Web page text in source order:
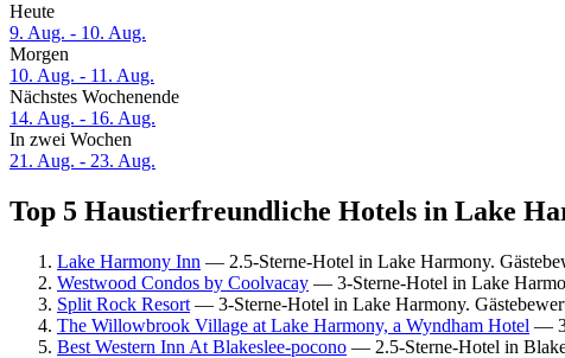
Heute
9. Aug. - 10. Aug.
Morgen
10. Aug. - 11. Aug.
Nächstes Wochenende
14. Aug. - 16. Aug.
In zwei Wochen
21. Aug. - 23. Aug.
Top 5 Haustierfreundliche Hotels in Lake
Lake Harmony Inn — 2.5-Sterne-Hotel in Lake Harmony.
Westwood Condos by Coolvacay — 3-Sterne-Hotel in Lake
Split Rock Resort — 3-Sterne-Hotel in Lake Harmony.
The Willowbrook Village at Lake Harmony, a Wyndham Hotel —
Best Western Inn At Blakeslee-pocono — 2.5-Sterne-Hotel in